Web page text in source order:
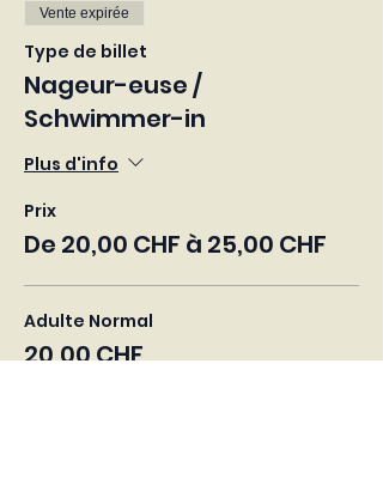
Vente expirée
Type de billet
Nageur-euse /
Schwimmer-in
Plus d'info
Prix
De 20,00 CHF à 25,00 CHF
Adulte Normal
20,00 CHF